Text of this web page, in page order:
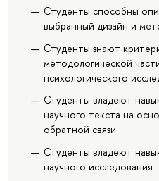
Студенты способны
выбранный дизайн и
Студенты знают
методологической
психологического
Студенты владеют
научного текста на
обратной связи
Студенты владеют
научного исследования